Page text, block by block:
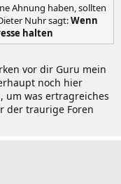
Ahnung haben, sollten
Nuhr sagt:Wenn
halten
vor dir Guru mein
noch hier
um was ertragreiches
der traurige Foren